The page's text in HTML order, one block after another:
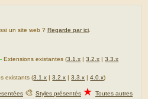
un site web ? Regarde par ici
-Extensions existantes (3.1.x |3.2.x |3.3.x
existants (3.1.x |3.2.x |3.3.x |4.0.x)
🎨 Styles présentés ★ Toutes autres